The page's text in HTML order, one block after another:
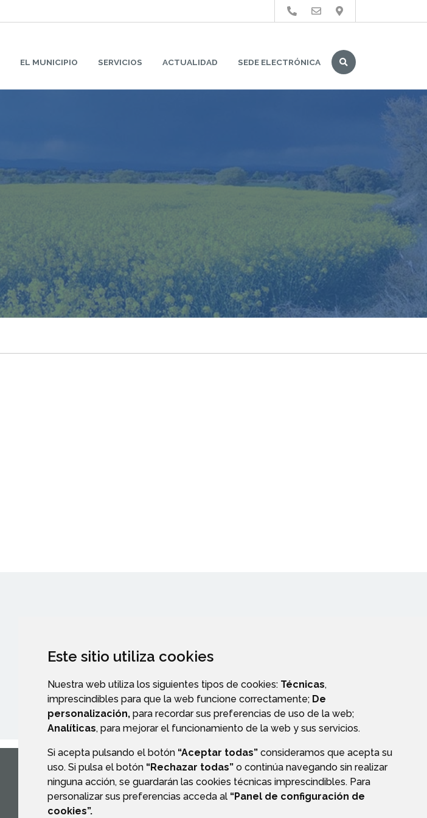
Este sitio utiliza cookies
Nuestra web utiliza los siguientes tipos de cookies: Técnicas,
imprescindibles para que la web funcione correctamente; De
personalización, para recordar sus preferencias de uso de la web;
Analíticas, para mejorar el funcionamiento de la web y sus servicios.
Si acepta pulsando el botón “Aceptar todas” consideramos que acepta su
uso. Si pulsa el botón “Rechazar todas” o continúa navegando sin realizar
ninguna acción, se guardarán las cookies técnicas imprescindibles. Para
personalizar sus preferencias acceda al “Panel de configuración de
cookies”.
EL MUNICIPIO SERVICIOS ACTUALIDAD SEDE ELECTRÓNICA
Buscar
PORTAL DE TRANSPARENCIA
CONTACTO MAPA WEB AVISO LEGAL POLÍTICA DE PRIVACIDAD ACCESIBILIDAD